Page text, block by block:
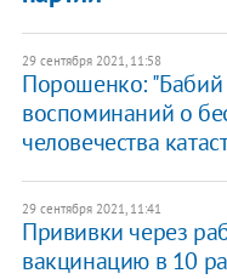
29 сентября 2021, 11:58
Порошенко: "Бабий
воспоминаний о
человечества
29 сентября 2021, 11:41
Прививки через
вакцинацию в 10